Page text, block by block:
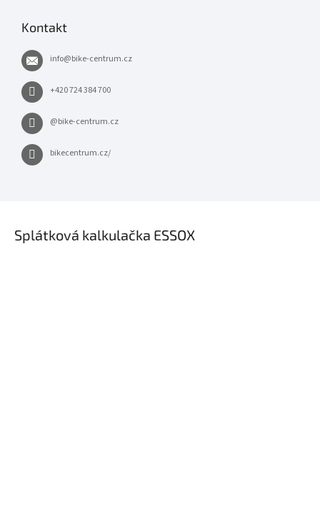
Kontakt
info@bike-centrum.cz
+420 724 384 700
@bike-centrum.cz
bikecentrum.cz/
Splátková kalkulačka ESSOX